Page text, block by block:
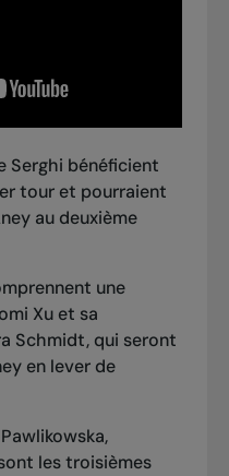
Serghi bénéficient
tour et pourraient
au deuxième
une
Xu et sa
Schmidt, qui seront
en lever de
les troisièmes